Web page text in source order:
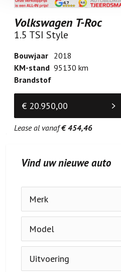
Vind uw nieuwe auto
Volkswagen T-Roc
1.5 TSI Style
Bouwjaar 2018
KM-stand 95130 km
Brandstof
€ 20.950,00
Lease al vanaf€ 454,46